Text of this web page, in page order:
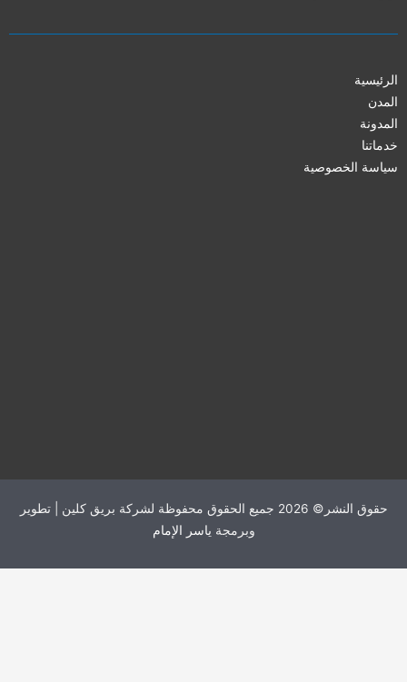
الرئيسية
المدن
المدونة
خدماتنا
سياسة الخصوصية
حقوق النشر© 2026 جميع الحقوق محفوظة لشركة بريق كلين | تطوير
وبرمجة ياسر الإمام